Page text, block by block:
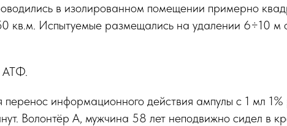
в изолированном помещении примерно
кв.м. Испытуемые размещались на удалении 6÷10 м
АТФ.
перенос информационного действия ампулы с 1 мл
Волонтёр А, мужчина 58 лет неподвижно сидел в